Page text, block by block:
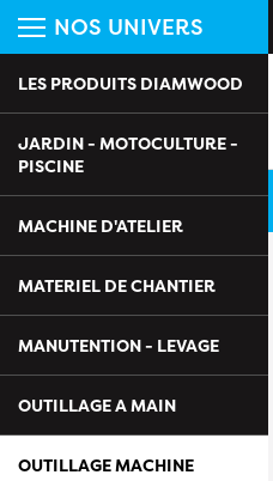
NOS UNIVERS
LES PRODUITS DIAMWOOD
JARDIN - MOTOCULTURE -
PISCINE
MACHINE D'ATELIER
MATERIEL DE CHANTIER
MANUTENTION - LEVAGE
OUTILLAGE A MAIN
OUTILLAGE MACHINE